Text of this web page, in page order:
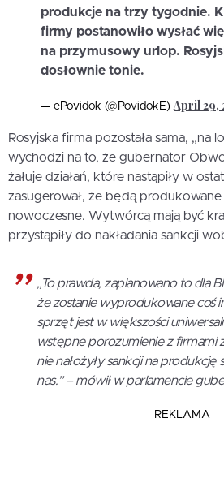
produkcje na trzy tygodnie.
firmy postanowiło wysłać
na przymusowy urlop.
dosłownie tonie.
— ePovidok (@PovidokE) April 29,
Rosyjska firma pozostała sama, „na
wychodzi na to, że gubernator
żałuje działań, które nastąpiły w
zasugerował, że będą produkowane
nowoczesne. Wytwórcą mają być
przystąpiły do nakładania sankcji
„To prawda, zaplanowano to dla
że ​​zostanie wyprodukowane coś
sprzęt jest w większości
wstępne porozumienie z firmami
nie nałożyły sankcji na
nas.” – mówił w parlamencie
REKLAMA